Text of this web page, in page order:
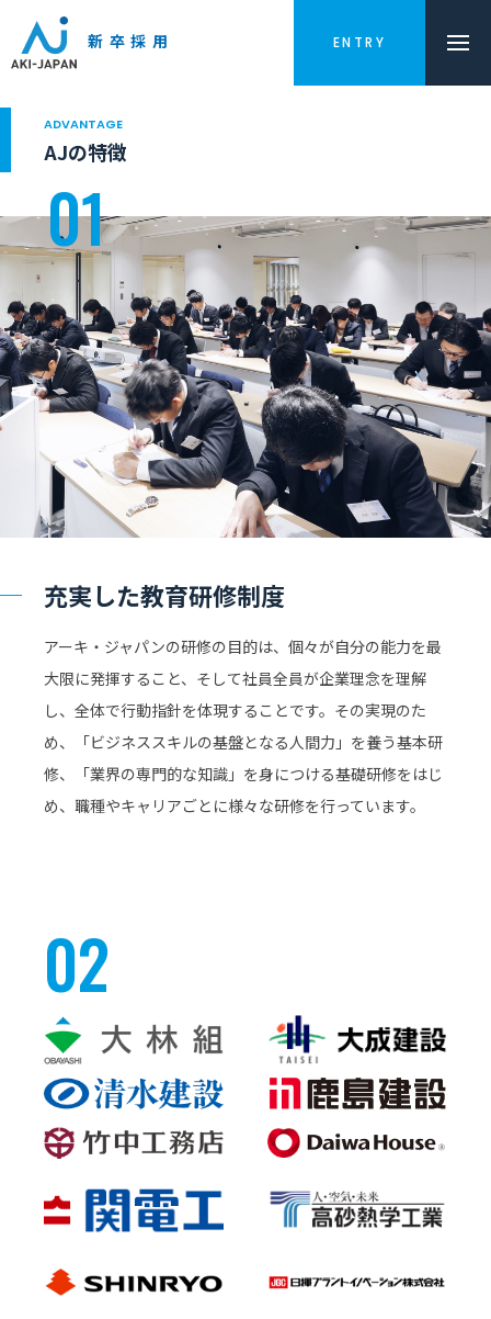
新卒採用 ENTRY
AJの特徴
ADVANTAGE
01
充実した教育研修制度
アーキ・ジャパンの研修の目的は、個々が自分の能力を最
大限に発揮すること、そして社員全員が企業理念を理解
し、全体で行動指針を体現することです。その実現のた
め、「ビジネススキルの基盤となる人間力」を養う基本研
修、「業界の専門的な知識」を身につける基礎研修をはじ
め、職種やキャリアごとに様々な研修を行っています。
02